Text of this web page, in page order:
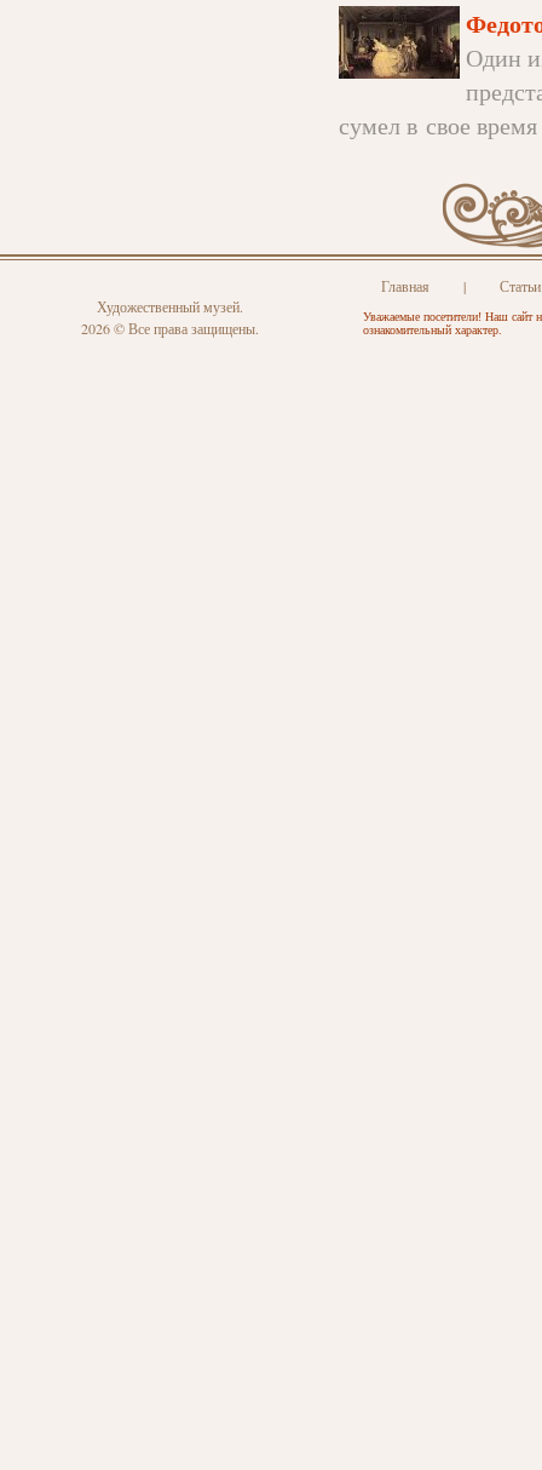
Один
сумел в свое
Художественный музей.
2026 © Все права защищены.
Главная | Статьи
Уважаемые посетители! Наш сайт
ознакомительный характер.